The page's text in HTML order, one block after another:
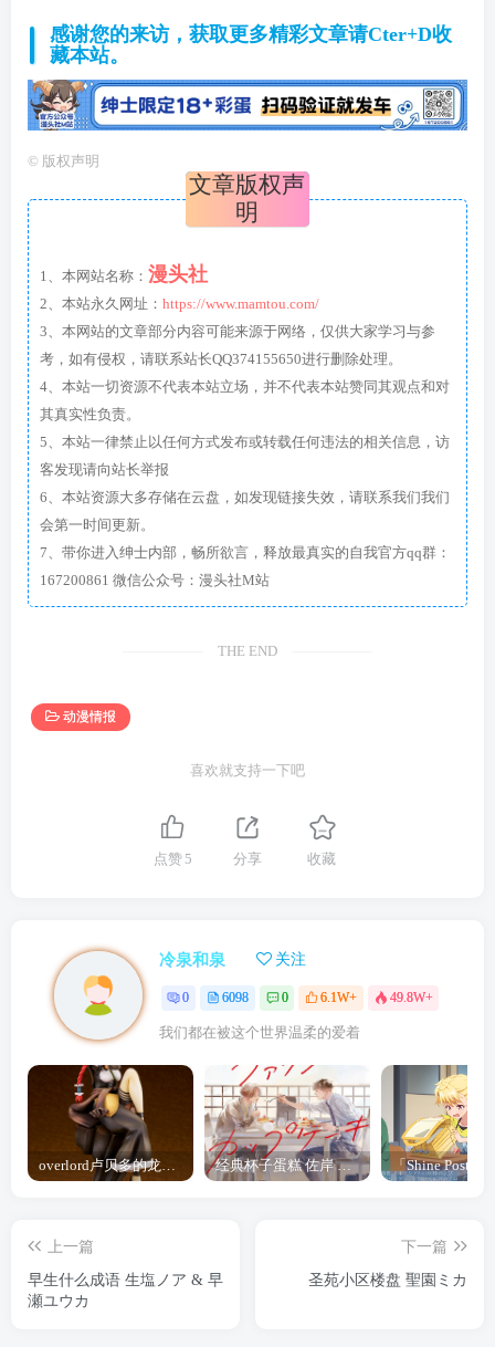
感谢您的来访，获取更多精彩文章请Cter+D收
藏本站。
© 版权声明
文章版权声
明
1、本网站名称： 漫头社
2、本站永久网址： https://www.mamtou.com/
3、本网站的文章部分内容可能来源于网络，仅供大家学习与参
考，如有侵权，请联系站长QQ374155650进行删除处理。
4、本站一切资源不代表本站立场，并不代表本站赞同其观点和对
其真实性负责。
5、本站一律禁止以任何方式发布或转载任何违法的相关信息，访
客发现请向站长举报
6、本站资源大多存储在云盘，如发现链接失效，请联系我们我们
会第一时间更新。
7、带你进入绅士内部，畅所欲言，释放最真实的自我官方qq群：
167200861 微信公众号：漫头社M站
THE END
动漫情报
喜欢就支持一下吧
点赞 5 分享 收藏
冷泉和泉 关注
0 6098 0 6.1W+ 49.8W+
我们都在被这个世界温柔的爱着
overlord卢贝多的龙王谁厉害 「Overlord」露普斯蕾琪娜·贝塔手办开订 经典杯子蛋糕 佐岸 漫画「经典杯子蛋糕」宣布真人日剧化
上一篇
早生什么成语 生塩ノア & 早
瀬ユウカ
下一篇
圣苑小区楼盘 聖園ミカ